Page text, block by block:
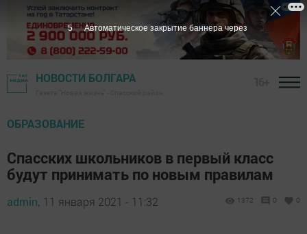
НОВОСТИ БОЛГАРА
ОБРАЗОВАНИЕ
Спасских школьников в первый класс
будут принимать по новым правилам
admin, 11 января 2021 - 11:32 1372 0 0
4 Автоматическое закрытие баннера через